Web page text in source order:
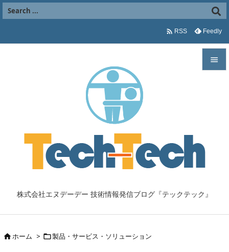
株式会社エヌデーデー 技術情報発信ブログ『テックテック』

 RSS Feedly
ホーム > 製品・サービス・ソリューション